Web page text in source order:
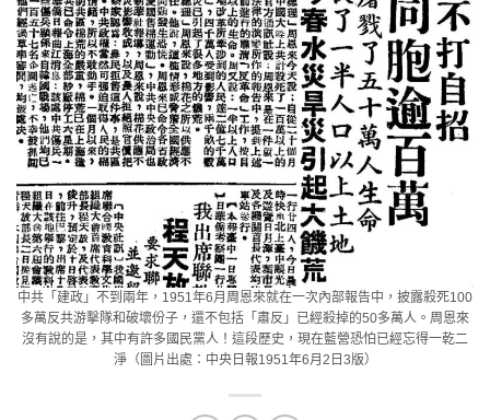
中共「建政」不到兩年，1951年6月周恩來就在一次內部報告中，披露殺死100
多萬反共游擊隊和破壞份子，還不包括「肅反」已經殺掉的50多萬人。周恩來
沒有說的是，其中有許多國民黨人！這段歷史，現在藍營恐怕已經忘得一乾二
淨（圖片出處：中央日報1951年6月2日3版）